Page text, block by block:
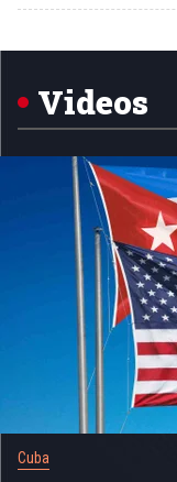
Videos
Cuba